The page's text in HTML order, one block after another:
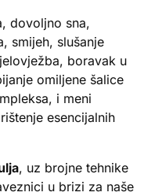
dovoljno sna,
smijeh, slušanje
boravak u
omiljene šalice
i meni
esencijalnih
, uz brojne tehnike
u brizi za naše